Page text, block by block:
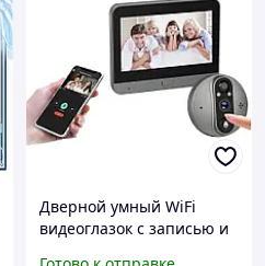
Дверной умный WiFi
видеоглазок с записью и